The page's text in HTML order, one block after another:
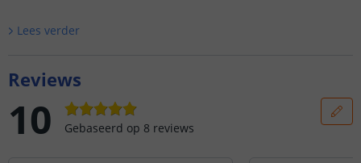
Lees verder
Reviews
10 Gebaseerd op 8 reviews